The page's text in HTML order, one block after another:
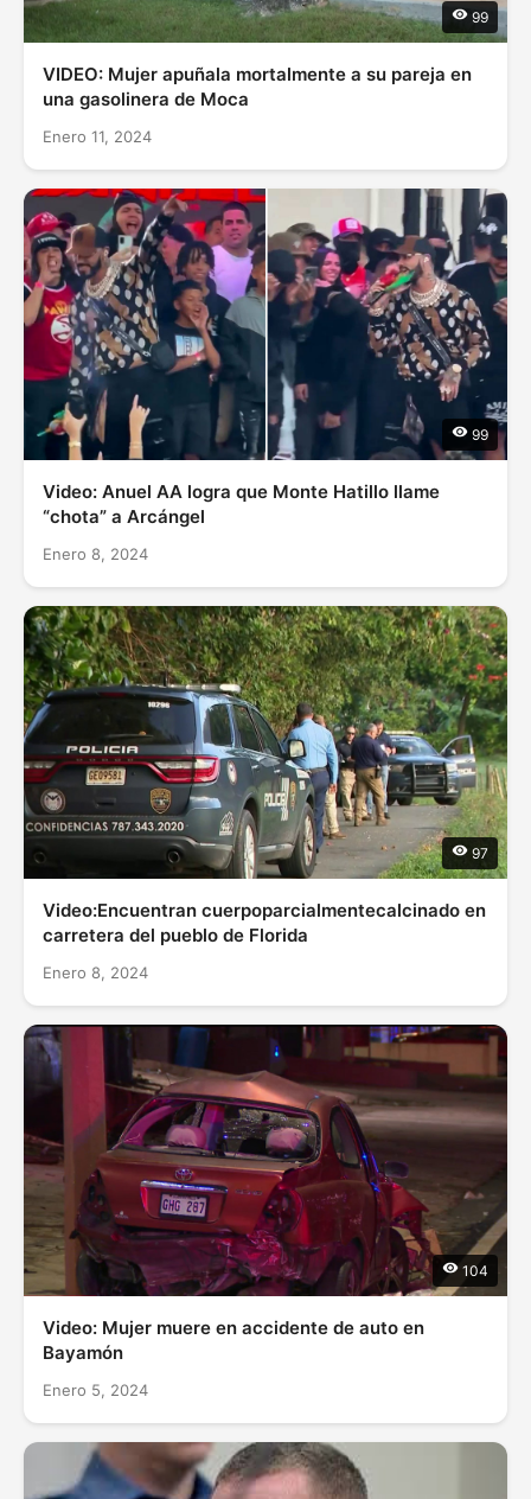
99
VIDEO: Mujer apuñala mortalmente a su pareja en
una gasolinera de Moca
Enero 11, 2024
99
Video: Anuel AA logra que Monte Hatillo llame
“chota” a Arcángel
Enero 8, 2024
97
Video:Encuentran cuerpoparcialmentecalcinado en
carretera del pueblo de Florida
Enero 8, 2024
104
Video: Mujer muere en accidente de auto en
Bayamón
Enero 5, 2024